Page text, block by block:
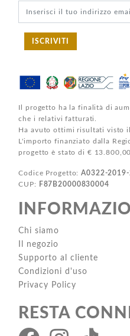
ISCRIVITI
Il progetto ha la finalità di
che i relativi fatturati.
Ha avuto ottimi risultati visto
L'importo finanziato dalla
progetto è stato di €
Codice Progetto:A0322-
CUP:
F87B20000830004
Chi siamo
Il negozio
Supporto al cliente
Condizioni d'uso
Privacy Policy
RESTA